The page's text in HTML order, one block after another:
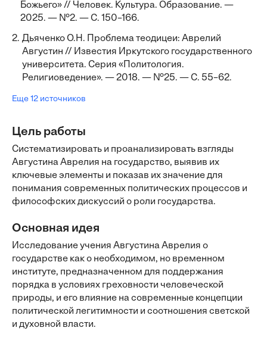
Божьего» // Человек. Культура. Образование. —
2025. — №2. — С. 150–166.
2. Дьяченко О.Н. Проблема теодицеи: Аврелий
Августин // Известия Иркутского государственного
университета. Серия «Политология.
Религиоведение». — 2018. — №25. — С. 55–62.
Еще 12 источников
Цель работы
Систематизировать и проанализировать взгляды
Августина Аврелия на государство, выявив их
ключевые элементы и показав их значение для
понимания современных политических процессов и
философских дискуссий о роли государства.
Основная идея
Исследование учения Августина Аврелия о
государстве как о необходимом, но временном
институте, предназначенном для поддержания
порядка в условиях греховности человеческой
природы, и его влияние на современные концепции
политической легитимности и соотношения светской
и духовной власти.